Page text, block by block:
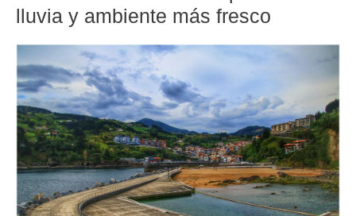
lluvia y ambiente más fresco